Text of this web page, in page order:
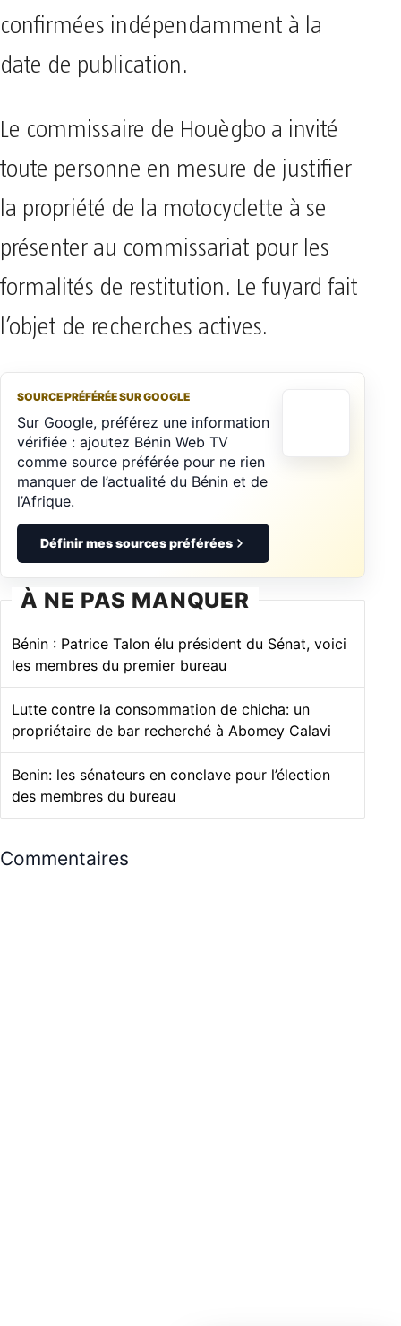
confirmées indépendamment à la
date de publication.
Le commissaire de Houègbo a invité
toute personne en mesure de justifier
la propriété de la motocyclette à se
présenter au commissariat pour les
formalités de restitution. Le fuyard fait
l’objet de recherches actives.
SOURCE PRÉFÉRÉE SUR GOOGLE
Sur Google, préférez une information
vérifiée : ajoutez Bénin Web TV
comme source préférée pour ne rien
manquer de l’actualité du Bénin et de
l’Afrique.
Définir mes sources préférées
À NE PAS MANQUER
Bénin : Patrice Talon élu président du Sénat, voici
les membres du premier bureau
Lutte contre la consommation de chicha: un
propriétaire de bar recherché à Abomey Calavi
Benin: les sénateurs en conclave pour l’élection
des membres du bureau
Commentaires